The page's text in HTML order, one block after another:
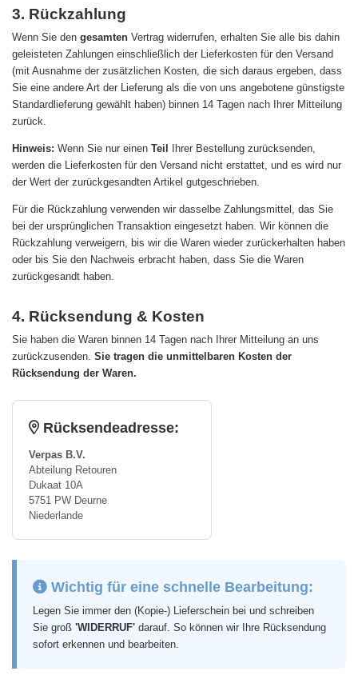
3. Rückzahlung
Wenn Sie den gesamten Vertrag widerrufen, erhalten Sie alle bis dahin
geleisteten Zahlungen einschließlich der Lieferkosten für den Versand
(mit Ausnahme der zusätzlichen Kosten, die sich daraus ergeben, dass
Sie eine andere Art der Lieferung als die von uns angebotene günstigste
Standardlieferung gewählt haben) binnen 14 Tagen nach Ihrer Mitteilung
zurück.
Hinweis: Wenn Sie nur einen Teil
Ihrer Bestellung zurücksenden,
werden die Lieferkosten für den Versand nicht erstattet, und es wird nur
der Wert der zurückgesandten Artikel gutgeschrieben.
Für die Rückzahlung verwenden wir dasselbe Zahlungsmittel, das Sie
bei der ursprünglichen Transaktion eingesetzt haben. Wir können die
Rückzahlung verweigern, bis wir die Waren wieder zurückerhalten haben
oder bis Sie den Nachweis erbracht haben, dass Sie die Waren
zurückgesandt haben.
4. Rücksendung & Kosten
Sie haben die Waren binnen 14 Tagen nach Ihrer Mitteilung an uns
zurückzusenden. Sie tragen die unmittelbaren Kosten der
Rücksendung der Waren.
Rücksendeadresse:
Verpas B.V.
Abteilung Retouren
Dukaat 10A
5751 PW Deurne
Niederlande
Wichtig für eine schnelle Bearbeitung:
Legen Sie immer den (Kopie-) Lieferschein bei und schreiben
Sie groß 'WIDERRUF' darauf. So können wir Ihre Rücksendung
sofort erkennen und bearbeiten.